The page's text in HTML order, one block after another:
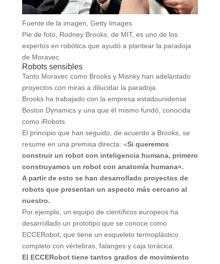
Fuente de la imagen, Getty Images
Pie de foto, Rodney Brooks, de MIT, es uno de los
expertos en robótica que ayudó a plantear la paradoja
de Moravec.
Robots sensibles
Tanto Moravec como Brooks y Misnky han adelantado
proyectos con miras a dilucidar la paradoja.
Brooks ha trabajado con la empresa estadounidense
Boston Dynamics y una que él mismo fundó, conocida
como iRobots.
El principio que han seguido, de acuerdo a Brooks, se
resume en una premisa directa: «Si queremos
construir un robot con inteligencia humana, primero
construyamos un robot con anatomía humana».
A partir de esto se han desarrollado proyectos de
robots que presentan un aspecto más cercano al
nuestro.
Por ejemplo, un equipo de científicos europeos ha
desarrollado un prototipo que se conoce como
ECCERobot, que tiene un esqueleto termoplástico
completo con vértebras, falanges y caja torácica.
El ECCERobot tiene tantos grados de movimiento